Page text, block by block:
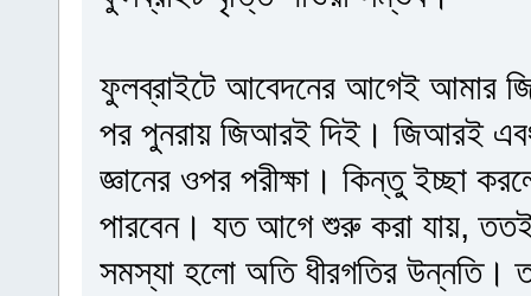
ফুলব্রাইটে আবেদনের আগেই আমার
পর পুনরায় জিআরই দিই। জিআরই
জ্ঞানের ওপর পরীক্ষা। কিন্তু ইচ্ছা
পারবেন। যত আগে শুরু করা যায়,
সমস্যা হলো অতি ধীরগতির উন্নতি।